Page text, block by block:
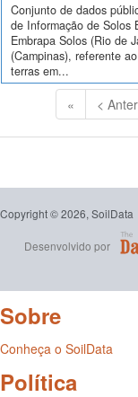
Conjunto de dados
de Informação de Solos
Embrapa Solos (Rio de
(Campinas), referente
terras em...
« <
Copyright © 2026, SoilData
Desenvolvido por
Sobre
Conheça o SoilData
Política